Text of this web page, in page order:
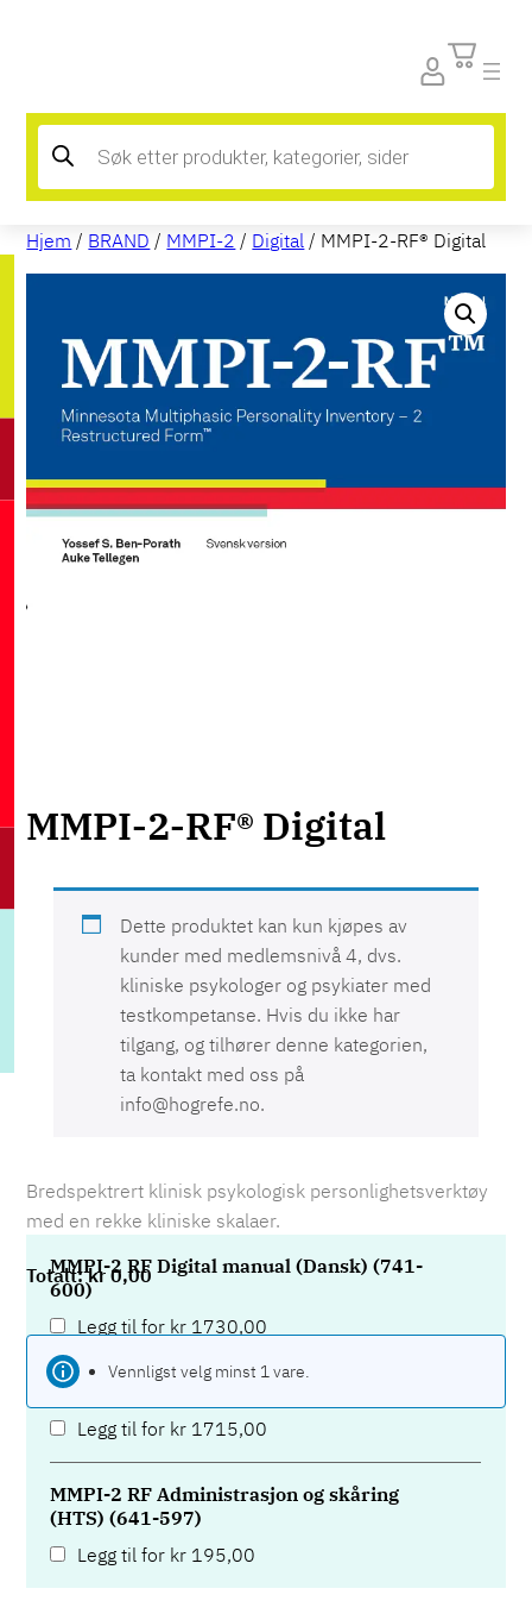
Products
search
Hjem / BRAND / MMPI-2 / Digital / MMPI-2-RF® Digital
MMPI-2-RF® Digital
Dette produktet kan kun kjøpes av
kunder med medlemsnivå 4, dvs.
kliniske psykologer og psykiater med
testkompetanse. Hvis du ikke har
tilgang, og tilhører denne kategorien,
ta kontakt med oss på
info@hogrefe.no.
Bredspektrert klinisk psykologisk personlighetsverktøy
med en rekke kliniske skalaer.
MMPI-2 RF Digital manual (Dansk) (741-
600)
Legg til for kr 1730,00
MMPI-2 RF Digital manual (SE) (641-600)
Legg til for kr 1715,00
MMPI-2 RF Administrasjon og skåring
(HTS) (641-597)
Legg til for kr 195,00
kr0,00
Vennligst velg minst 1 vare.